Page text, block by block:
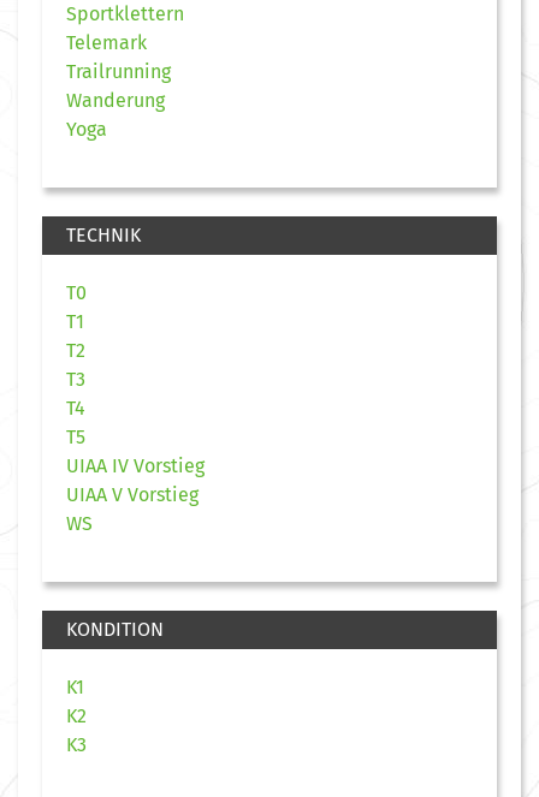
Sportklettern
Telemark
Trailrunning
Wanderung
Yoga
TECHNIK
T0
T1
T2
T3
T4
T5
UIAA IV Vorstieg
UIAA V Vorstieg
WS
KONDITION
K1
K2
K3